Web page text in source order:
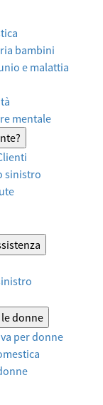
bambini
e malattia
mentale
sinistro
le donne
per donne